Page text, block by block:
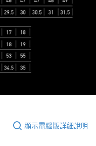
顯示電腦版詳細說明